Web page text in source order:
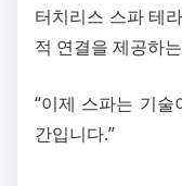
터치리스 스파 테
적 연결을 제공하
“이제 스파는 기
간입니다.”